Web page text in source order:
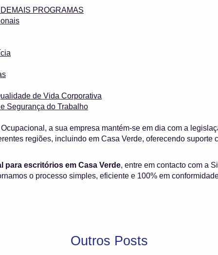
PROGRAMAS
de Vida Corporativa
Segurança do Trabalho
a sua empresa mantém-se em dia com a
regiões, incluindo em Casa Verde, oferecendo suporte
para escritórios em Casa Verde, entre em contacto com a
o processo simples, eficiente e 100% em
Outros Posts